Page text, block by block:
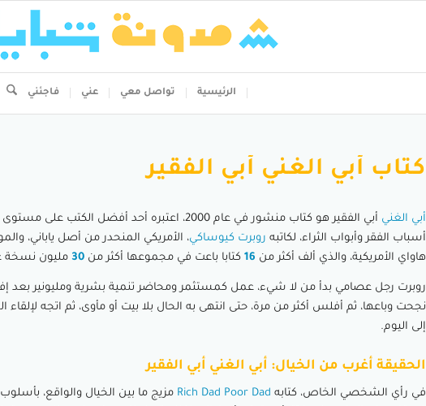
الرئيسية تواصل معي عني فاجئني
كتاب أبي الغني أبي الفقير
أبي الغني
أبي الفقير هو كتاب منشور في عام 2000، اعتبره أحد أفضل
أسباب الفقر وأبواب الثراء، لكاتبه روبرت كيوساكي
هاواي الأمريكية، والذي ألف أكثر من 16 كتابا باعت في مجموعها أكثر من 30 مليون نسخة
روبرت رجل عصامي بدأ من لا شيء، عمل كمستثمر ومحاضر تنمية بشرية ومليونير
نجحت وباعها، ثم أفلس أكثر من مرة، حتى انتهى به الحال بلا بيت أو مأوى، ثم اتجه
إلى اليوم.
الحقيقة أغرب من الخيال: أبي الغني أبي الفقير
في رأي الشخصي الخاص، كتابه Rich Dad Poor Dad مزيج ما بين الخيال والواقع،